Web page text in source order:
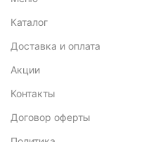
Каталог
Доставка и оплата
Акции
Контакты
Договор оферты